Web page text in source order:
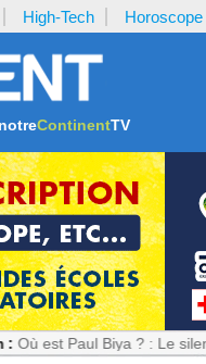
High-Tech Horoscope
notreContinentTV
Biya ? : Le silence qui